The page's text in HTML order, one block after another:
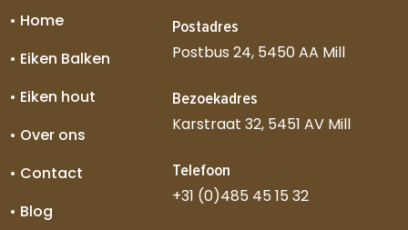
• Home
• Eiken Balken
• Eiken hout
• Over ons
• Contact
• Blog
Postadres
Postbus 24, 5450 AA Mill
Bezoekadres
Karstraat 32, 5451 AV Mill
Telefoon
+31 (0)485 45 15 32